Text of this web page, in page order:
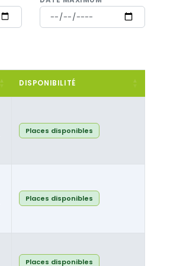
DISPONIBILITÉ
Places disponibles
Places disponibles
Places disponibles